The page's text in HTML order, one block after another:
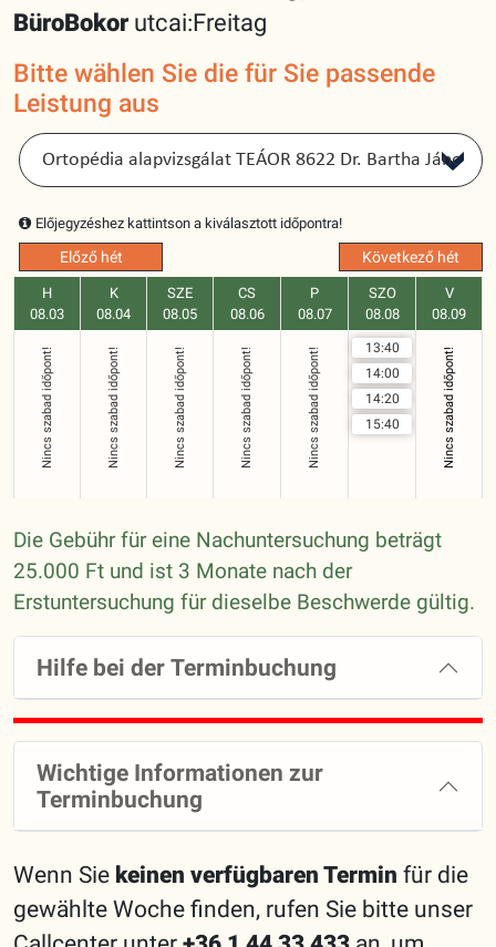
BüroBokor utcai:Freitag
Bitte wählen Sie die für Sie passende
Leistung aus
Előjegyzéshez kattintson a kiválasztott időpontra!
Előző hét Következő hét
H
08.03
Nincs szabad időpont!
K
08.04
Nincs szabad időpont!
SZE
08.05
Nincs szabad időpont!
CS
08.06
Nincs szabad időpont!
P
08.07
Nincs szabad időpont!
SZO
08.08
13:40
14:00
14:20
15:40
V
08.09
Nincs szabad időpont!
Die Gebühr für eine Nachuntersuchung beträgt
25.000 Ft und ist 3 Monate nach der
Erstuntersuchung für dieselbe Beschwerde gültig.
Hilfe bei der Terminbuchung
Wichtige Informationen zur
Terminbuchung
Wenn Sie keinen verfügbaren Termin für die
gewählte Woche finden, rufen Sie bitte unser